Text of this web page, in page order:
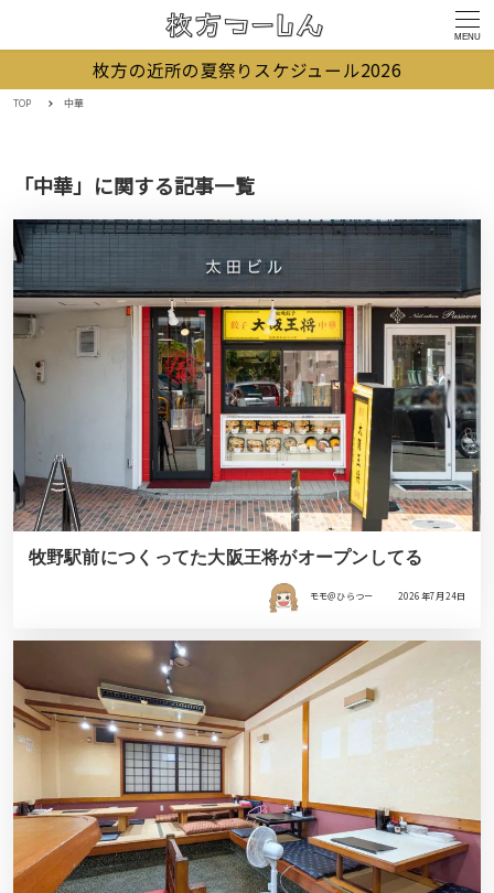
MENU
枚方の近所の夏祭りスケジュール2026
TOP 中華
「中華」に関する記事一覧
牧野駅前につくってた大阪王将がオープンしてる
モモ＠ひらつー 2026年7月24日